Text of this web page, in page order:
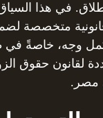
في هذا
متخصصة
وجه، خاصةً
لقانون حقوق
مصر.